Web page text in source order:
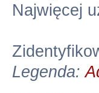
Najwięcej
Legenda: